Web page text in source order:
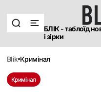
БЛІК - таблоїд
і зірки
blik кримінал
Кримінал